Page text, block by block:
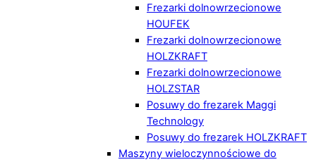
Frezarki dolnowrzecionowe
HOUFEK
Frezarki dolnowrzecionowe
HOLZKRAFT
Frezarki dolnowrzecionowe
HOLZSTAR
Posuwy do frezarek Maggi
Technology
Posuwy do frezarek HOLZKRAFT
Maszyny wieloczynnościowe do